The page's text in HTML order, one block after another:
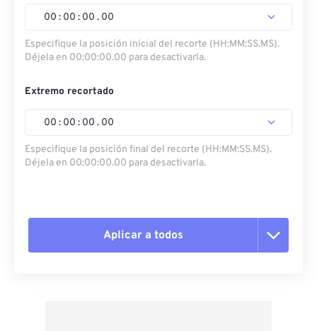
00 : 00 : 00 . 00
Especifique la posición inicial del recorte (HH:MM:SS.MS).
Déjela en 00:00:00.00 para desactivarla.
Extremo recortado
00 : 00 : 00 . 00
Especifique la posición final del recorte (HH:MM:SS.MS).
Déjela en 00:00:00.00 para desactivarla.
Aplicar a todos